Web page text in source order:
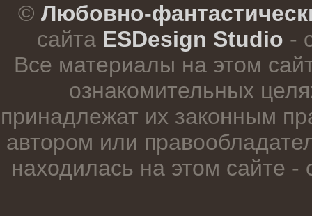
©Любовно-
сайта ESDesign Studio -
Все материалы на этом
ознакомительных
принадлежат их законным
автором или
находилась на этом сайте